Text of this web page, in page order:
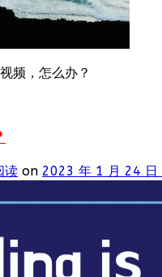
频，怎么办？
读 on 2023 年 1 月 24 日